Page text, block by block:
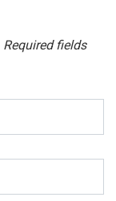
Required fields